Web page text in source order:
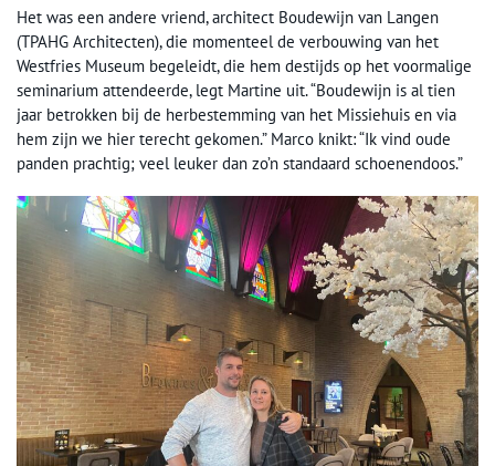
Het was een andere vriend, architect Boudewijn van Langen
(TPAHG Architecten), die momenteel de verbouwing van het
Westfries Museum begeleidt, die hem destijds op het voormalige
seminarium attendeerde, legt Martine uit. “Boudewijn is al tien
jaar betrokken bij de herbestemming van het Missiehuis en via
hem zijn we hier terecht gekomen.” Marco knikt: “Ik vind oude
panden prachtig; veel leuker dan zo’n standaard schoenendoos.”